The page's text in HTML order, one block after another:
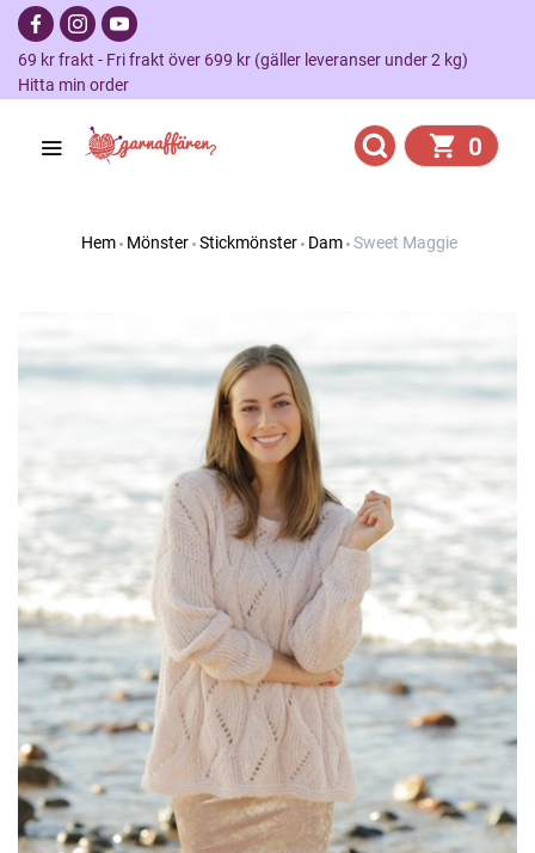
69 kr frakt - Fri frakt över 699 kr (gäller leveranser under 2 kg)
Hitta min order
0
Hem Mönster Stickmönster Dam Sweet Maggie